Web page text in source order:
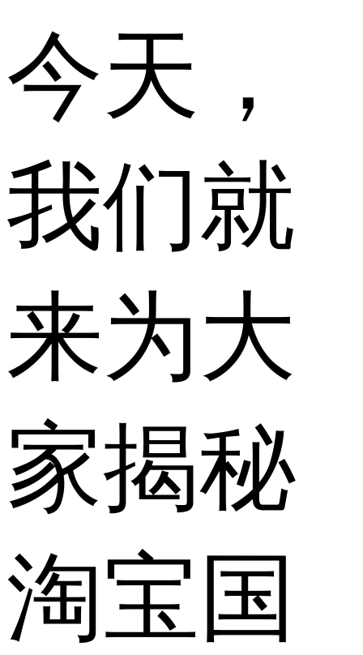
今天，
我们就
来为大
家揭秘
淘宝国